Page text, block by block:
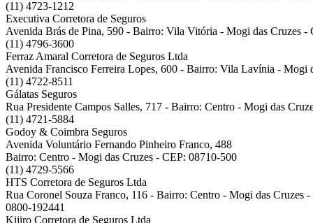
(11) 4723-1212
Executiva Corretora de Seguros
Avenida Brás de Pina, 590 - Bairro: Vila Vitória - Mogi das Cruzes -
(11) 4796-3600
Ferraz Amaral Corretora de Seguros Ltda
Avenida Francisco Ferreira Lopes, 600 - Bairro: Vila Lavínia - Mogi
(11) 4722-8511
Gálatas Seguros
Rua Presidente Campos Salles, 717 - Bairro: Centro - Mogi das
(11) 4721-5884
Godoy & Coimbra Seguros
Avenida Voluntário Fernando Pinheiro Franco, 488
Bairro: Centro - Mogi das Cruzes - CEP: 08710-500
(11) 4729-5566
HTS Corretora de Seguros Ltda
Rua Coronel Souza Franco, 116 - Bairro: Centro - Mogi das Cruzes
0800-192441
Kijiro Corretora de Seguros Ltda